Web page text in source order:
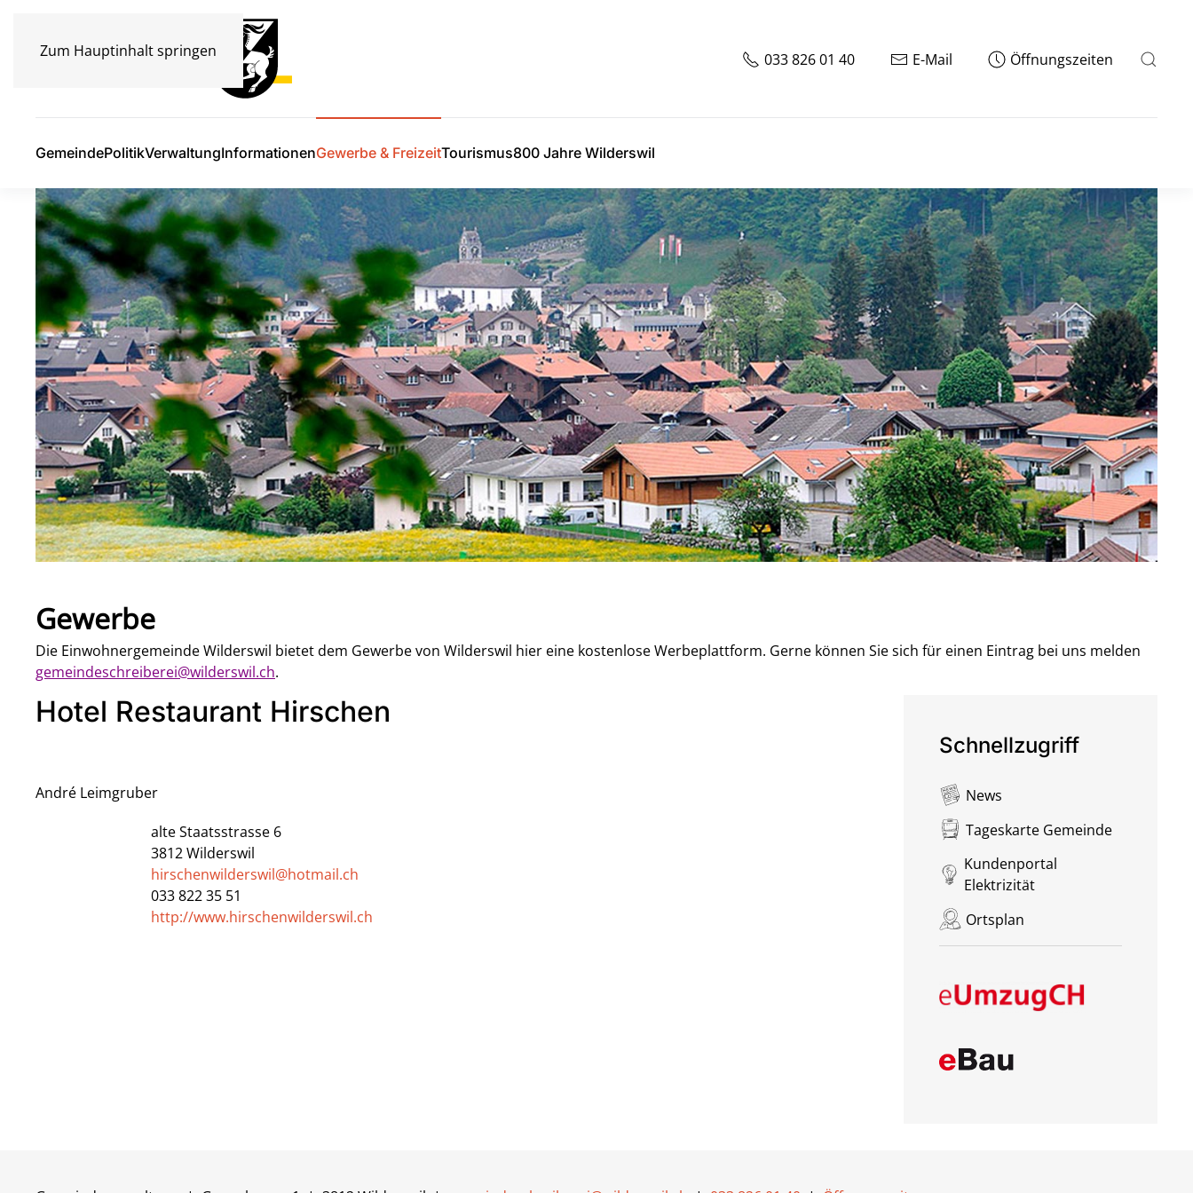
Zum Hauptinhalt springen 033 826 01 40 E-Mail Öffnungszeiten
GemeindePolitikVerwaltungInformationenGewerbe & FreizeitTourismus800 Jahre Wilderswil
Gewerbe
Die Einwohnergemeinde Wilderswil bietet dem Gewerbe von Wilderswil hier eine kostenlose Werbeplattform. Gerne können Sie sich für einen Eintrag bei uns melden
gemeindeschreiberei@wilderswil.ch.
Hotel Restaurant Hirschen
André Leimgruber
alte Staatsstrasse 6
3812Wilderswil
hirschenwilderswil@hotmail.ch
033 822 35 51
http://www.hirschenwilderswil.ch
Schnellzugriff
News
Tageskarte Gemeinde
Kundenportal
Elektrizität
Ortsplan